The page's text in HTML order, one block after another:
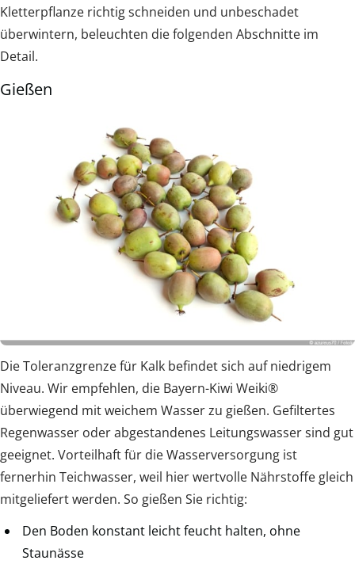
Kletterpflanze richtig schneiden und unbeschadet
überwintern, beleuchten die folgenden Abschnitte im
Detail.
Gießen
Die Toleranzgrenze für Kalk befindet sich auf niedrigem
Niveau. Wir empfehlen, die Bayern-Kiwi Weiki®
überwiegend mit weichem Wasser zu gießen. Gefiltertes
Regenwasser oder abgestandenes Leitungswasser sind gut
geeignet. Vorteilhaft für die Wasserversorgung ist
fernerhin Teichwasser, weil hier wertvolle Nährstoffe gleich
mitgeliefert werden. So gießen Sie richtig:
Den Boden konstant leicht feucht halten, ohne
Staunässe